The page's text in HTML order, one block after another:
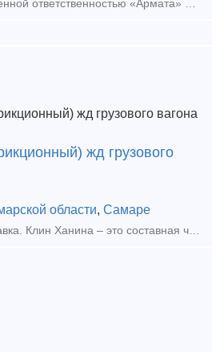
жд грузового
области, Самаре